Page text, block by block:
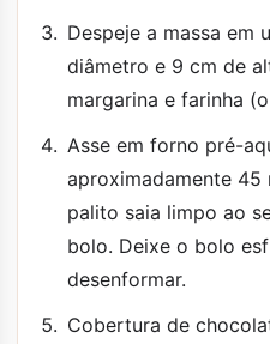
Despeje a massa em
diâmetro e 9 cm de
margarina e farinha
Asse em forno pré-
aproximadamente 45
palito saia limpo ao
bolo. Deixe o bolo
desenformar.
Cobertura de